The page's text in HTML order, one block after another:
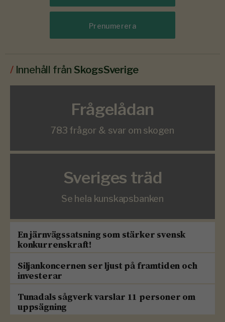
Prenumerera
/ Innehåll från SkogsSverige
Frågelådan
783 frågor & svar om skogen
Sveriges träd
Se hela kunskapsbanken
En järnvägssatsning som stärker svensk
konkurrenskraft!
Siljankoncernen ser ljust på framtiden och
investerar
Tunadals sågverk varslar 11 personer om
uppsägning